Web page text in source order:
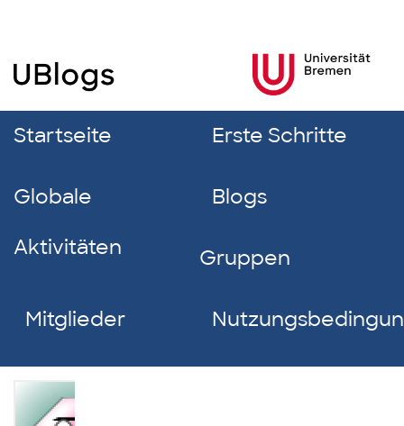
Startseite Erste Schritte
Globale
Aktivitäten
Blogs
Gruppen
Mitglieder